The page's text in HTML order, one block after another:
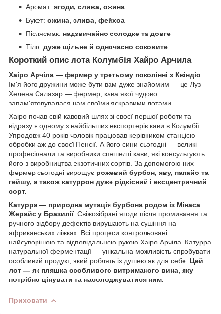
Аромат: ягоди, слива, ожина
Букет: ожина, слива, фейхоа
Післясмак: надзвичайно солодке та довге
Тіло: дуже щільне й одночасно соковите
Короткий опис лота Колумбія Хайро Арчила
Хаіро Арчіла — фермер у третьому поколінні з Квіндіо
Ім'я його дружини може бути вам дуже знайомим — це Луз
Хелена Салазар — фермер, кава якої чудово
запам'ятовувалася нам своїми яскравими лотами.
Хаіро почав свій кавовий шлях зі своєї першої роботи та
відразу в одному з найбільших експортерів кави в Колумбії.
Упродовж 40 років чоловік працював керівником станцією
обробки аж до своєї Пенсії. А його сини сьогодні — великі
професіонали та виробники спешелті кави, які консультують
його з виробництва екзотичних сортів. За допомогою них
фермер сьогодні вирощує рожевий бурбон, яву, папайо та
гейшу, а також катуррон дуже рідкісний і ексцентричний
сорт.
Катурра — природна мутація бурбона родом із Мінаса
Жерайс у Бразилії. Свіжозібрані ягоди після промивання та
ручного відбору дефектів вирушають на сушіння на
африканських ліжках. Всі процеси контрольовані
найсуворішою та відповідальною рукою Хаіро Арчіла. Катурра
натуральної ферментації — унікальна можливість спробувати
особливий продукт, який роблять із душею як для себе. Цей
лот — як пляшка особливого витриманого вина, яку
потрібно цінувати та насолоджуватися ним.
Приховати